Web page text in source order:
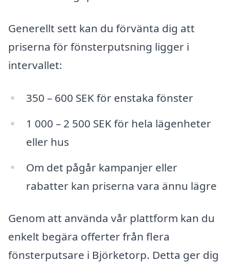
Generellt sett kan du förvänta dig att
priserna för fönsterputsning ligger i
intervallet:
350 – 600 SEK för enstaka fönster
1 000 – 2 500 SEK för hela lägenheter
eller hus
Om det pågår kampanjer eller
rabatter kan priserna vara ännu lägre
Genom att använda vår plattform kan du
enkelt begära offerter från flera
fönsterputsare i Björketorp. Detta ger dig